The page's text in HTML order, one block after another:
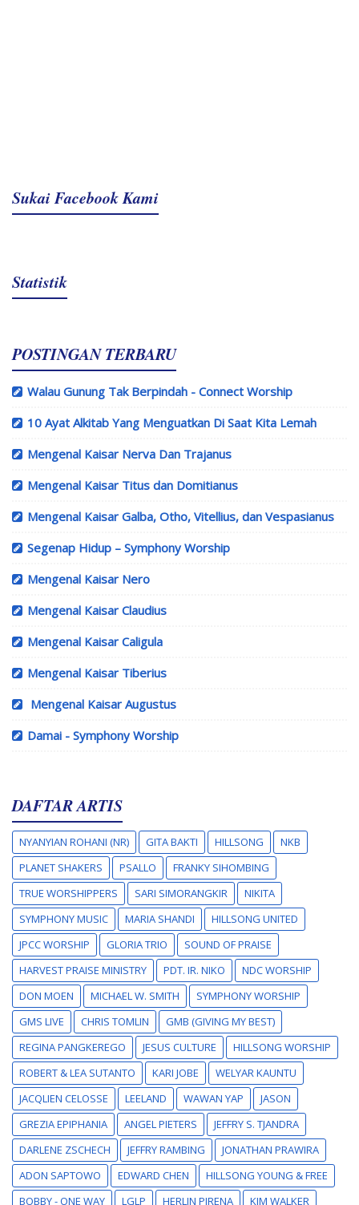
Sukai Facebook Kami
Statistik
POSTINGAN TERBARU
Walau Gunung Tak Berpindah - Connect Worship
10 Ayat Alkitab Yang Menguatkan Di Saat Kita Lemah
Mengenal Kaisar Nerva Dan Trajanus
Mengenal Kaisar Titus dan Domitianus
Mengenal Kaisar Galba, Otho, Vitellius, dan Vespasianus
Segenap Hidup – Symphony Worship
Mengenal Kaisar Nero
Mengenal Kaisar Claudius
Mengenal Kaisar Caligula
Mengenal Kaisar Tiberius
Mengenal Kaisar Augustus
Damai - Symphony Worship
DAFTAR ARTIS
NYANYIAN ROHANI (NR) GITA BAKTI HILLSONG
NKB
PLANET SHAKERS
PSALLO
FRANKY SIHOMBING
TRUE WORSHIPPERS
SARI SIMORANGKIR
NIKITA
SYMPHONY MUSIC
MARIA SHANDI
HILLSONG UNITED
JPCC WORSHIP
GLORIA TRIO
SOUND OF PRAISE
HARVEST PRAISE MINISTRY
PDT. IR. NIKO
NDC WORSHIP
DON MOEN
MICHAEL W. SMITH
SYMPHONY WORSHIP
GMS LIVE
CHRIS TOMLIN
GMB (GIVING MY BEST)
REGINA PANGKEREGO
JESUS CULTURE
HILLSONG WORSHIP
ROBERT & LEA SUTANTO
KARI JOBE
WELYAR KAUNTU
JACQLIEN CELOSSE
LEELAND WAWAN YAP
JASON
GREZIA EPIPHANIA
ANGEL PIETERS
JEFFRY S. TJANDRA
DARLENE ZSCHECH
JEFFRY RAMBING
JONATHAN PRAWIRA
ADON SAPTOWO
EDWARD CHEN
HILLSONG YOUNG & FREE
BOBBY - ONE WAY
LGLP HERLIN PIRENA KIM WALKER